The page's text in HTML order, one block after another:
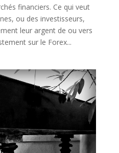
financiers. Ce qui veut
ou des investisseurs,
leur argent de ou vers
sur le Forex...